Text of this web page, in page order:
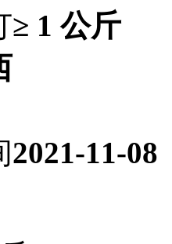
≥ 1 公斤
2021-11-08